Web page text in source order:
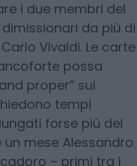
i due membri del
da più di
Vivaldi. Le carte
possa
proper” sui
tempi
forse più del
mese Alessandro
– primi tra i